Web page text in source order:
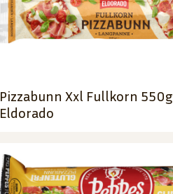
Pizzabunn Xxl Fullkorn 550g
Eldorado